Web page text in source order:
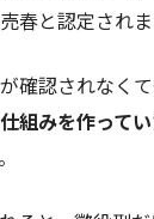
春と認定されま
確認されなくて
組みを作って